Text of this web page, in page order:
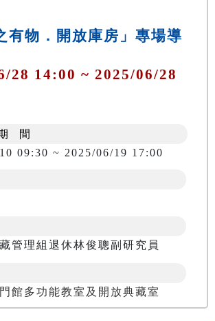
有物．開放庫房」專場導
28 14:00 ~ 2025/06/28
間
09:30 ~ 2025/06/19 17:00
管理組退休林俊聰副研究員
館多功能教室及開放典藏室